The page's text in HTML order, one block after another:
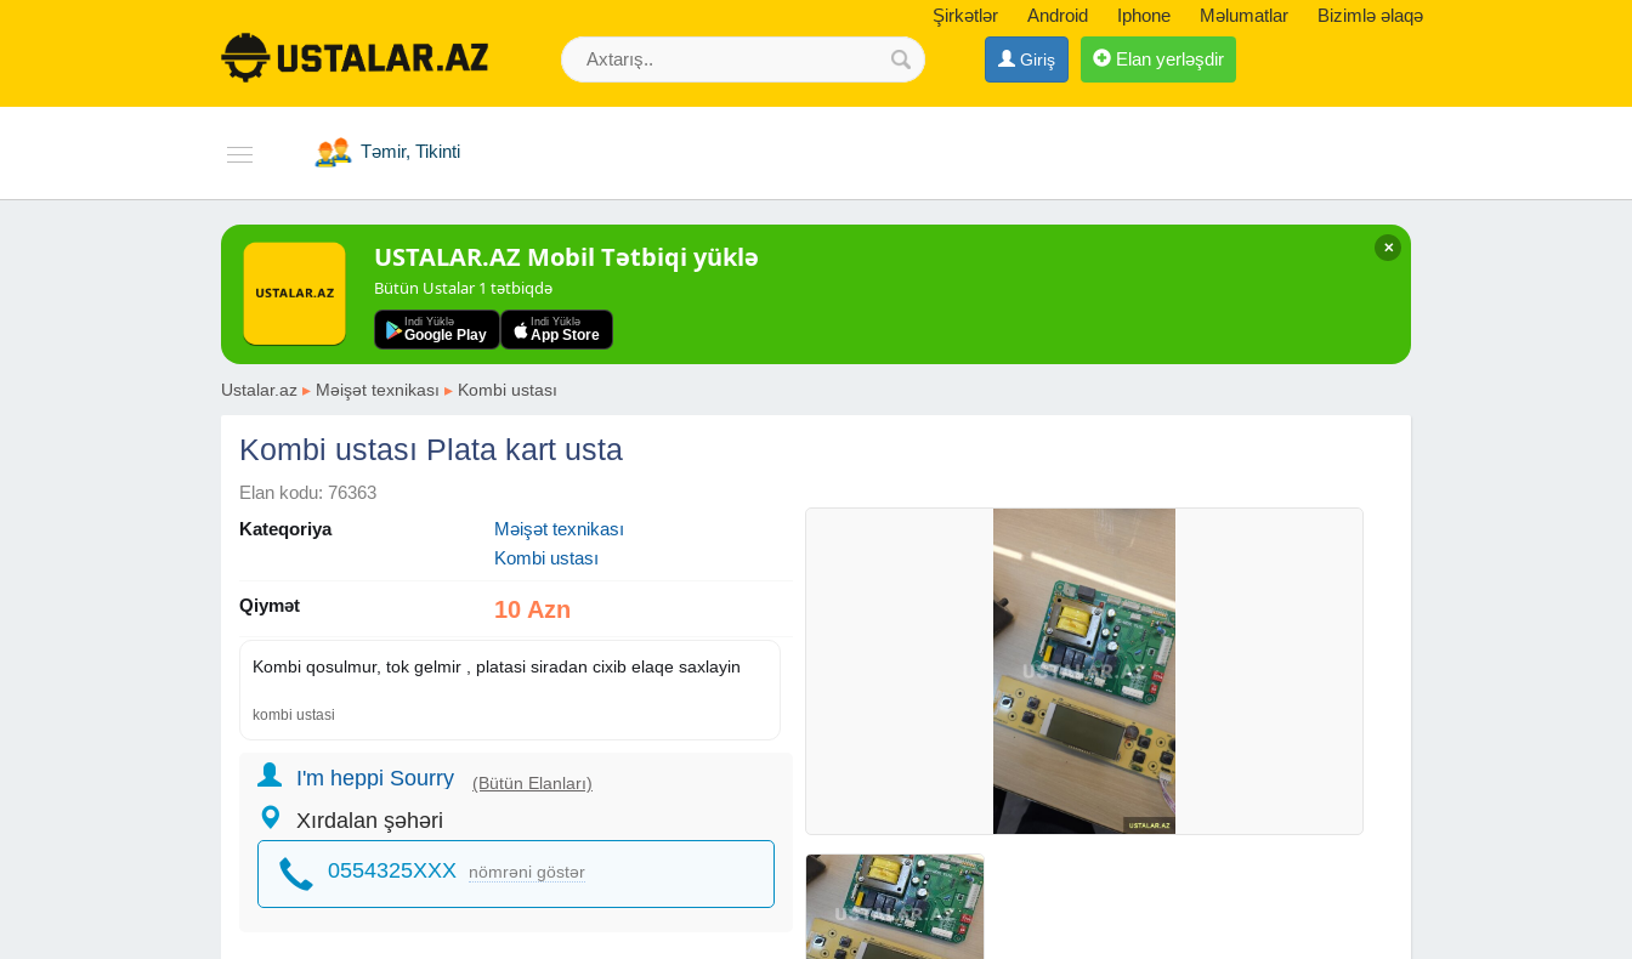
Şirkətlər Android Iphone Məlumatlar Bizimlə əlaqə
Giriş Elan yerləşdir
Təmir, Tikinti
✕
USTALAR.AZ Mobil Tətbiqi yüklə
Bütün Ustalar 1 tətbiqdə
Indi Yüklə
Google Play
Indi Yüklə
App Store
Ustalar.az ▸ Məişət texnikası ▸ Kombi ustası
Kombi ustası Plata kart usta
Elan kodu: 76363
Kateqoriya
Məişət texnikası
Kombi ustası
Qiymət 10 Azn
Kombi qosulmur, tok gelmir , platasi siradan cixib elaqe saxlayin
kombi ustasi
I'm heppi Sourry (Bütün Elanları)
Xırdalan şəhəri
0554325XXX nömrəni göstər